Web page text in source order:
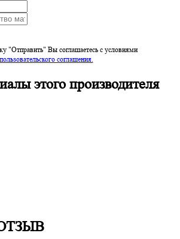
"Отправить" Вы соглашаетесь c условиями
пользовательского соглашения.
этого производителя